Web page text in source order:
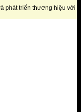
phát triển thương hiệu với